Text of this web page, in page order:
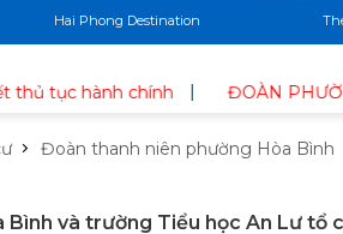
Hai Phong Destination
chính ĐOÀN PHƯỜNG LƯU
Đoàn thanh niên phường Hòa Bình
và trường Tiểu học An Lư tổ